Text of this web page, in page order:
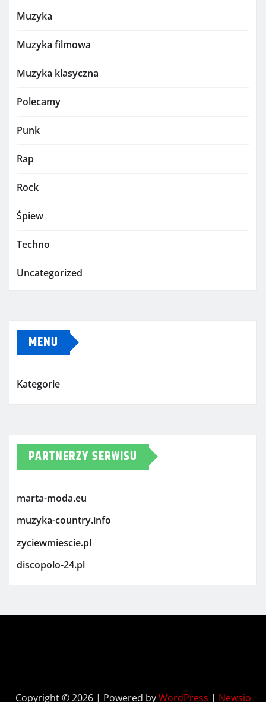
Muzyka
Muzyka filmowa
Muzyka klasyczna
Polecamy
Punk
Rap
Rock
Śpiew
Techno
Uncategorized
MENU
Kategorie
PARTNERZY SERWISU
marta-moda.eu
muzyka-country.info
zyciewmiescie.pl
discopolo-24.pl
Copyright © 2026 | Powered byWordPress | Newsio